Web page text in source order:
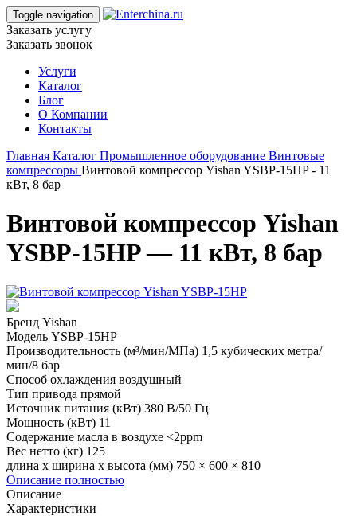
Toggle navigation
Заказать услугу
Заказать звонок
Услуги
Каталог
Блог
О Компании
Контакты
Главная Каталог Промышленное оборудование Винтовые
компреcсоры Винтовой компрессор Yishan YSBP-15HP - 11
кВт, 8 бар
Винтовой компрессор Yishan
YSBP-15HP — 11 кВт, 8 бар
Бренд Yishan
Модель YSBP-15HP
Производительность (м³/мин/МПа) 1,5 кубических метра/
мин/8 бар
Способ охлаждения воздушный
Тип привода прямой
Источник питания (кВт) 380 В/50 Гц
Мощность (кВт) 11
Содержание масла в воздухе <2ppm
Вес нетто (кг) 125
длина х ширина х высота (мм) 750 × 600 × 810
Описание полностью
Описание
Характеристики